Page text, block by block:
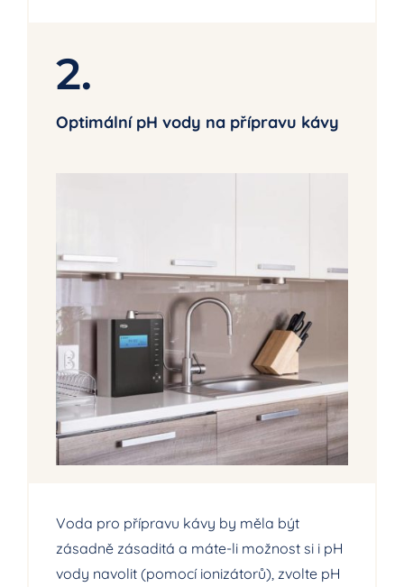
2.
Optimální pH vody na přípravu kávy
Voda pro přípravu kávy by měla být
zásadně zásaditá a máte-li možnost si i pH
vody navolit (pomocí ionizátorů), zvolte pH